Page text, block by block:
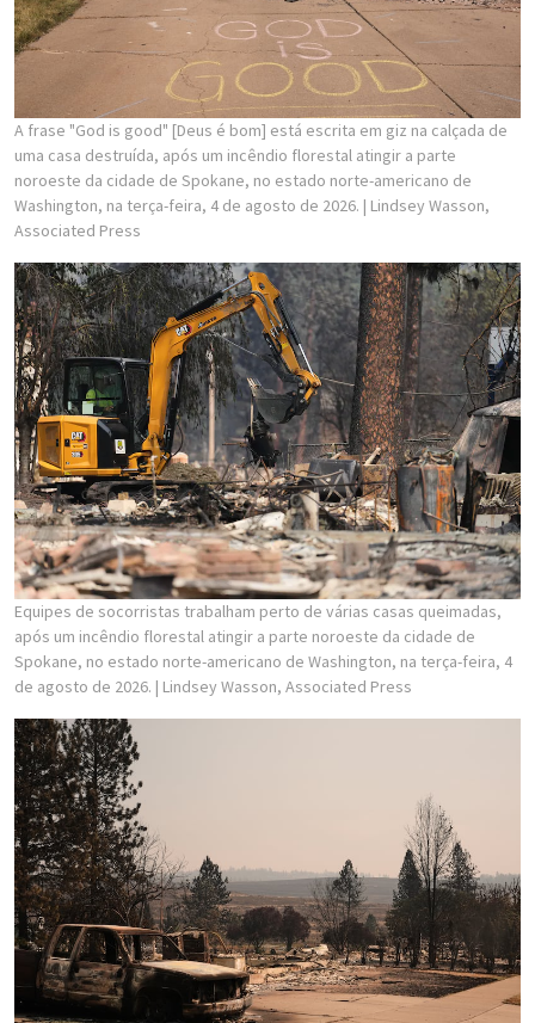
A frase "God is good" [Deus é bom] está escrita em giz na calçada de
uma casa destruída, após um incêndio florestal atingir a parte
noroeste da cidade de Spokane, no estado norte-americano de
Washington, na terça-feira, 4 de agosto de 2026. | Lindsey Wasson,
Associated Press
Equipes de socorristas trabalham perto de várias casas queimadas,
após um incêndio florestal atingir a parte noroeste da cidade de
Spokane, no estado norte-americano de Washington, na terça-feira, 4
de agosto de 2026. | Lindsey Wasson, Associated Press